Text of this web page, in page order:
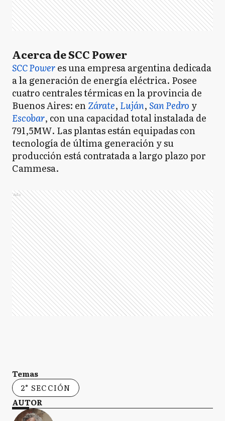
Acerca de SCC Power
SCC Poweres una empresa argentina dedicada
a la generación de energía eléctrica. Posee
cuatro centrales térmicas en la provincia de
Buenos Aires: enZárate, Luján,San Pedro y
Escobar, con una capacidad total instalada de
791,5MW. Las plantas están equipadas con
tecnología de última generación y su
producción está contratada a largo plazo por
Cammesa.
Ads
Temas
2° SECCIÓN
AUTOR